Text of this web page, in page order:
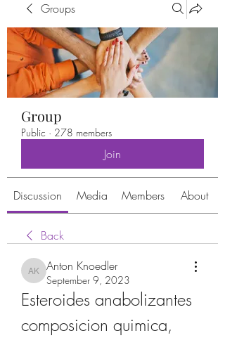
Groups
Group
Public · 278 members
Join
Discussion Media Members About
Back
Anton Knoedler
Anton Knoedler
September 9, 2023
Esteroides anabolizantes
composicion quimica,